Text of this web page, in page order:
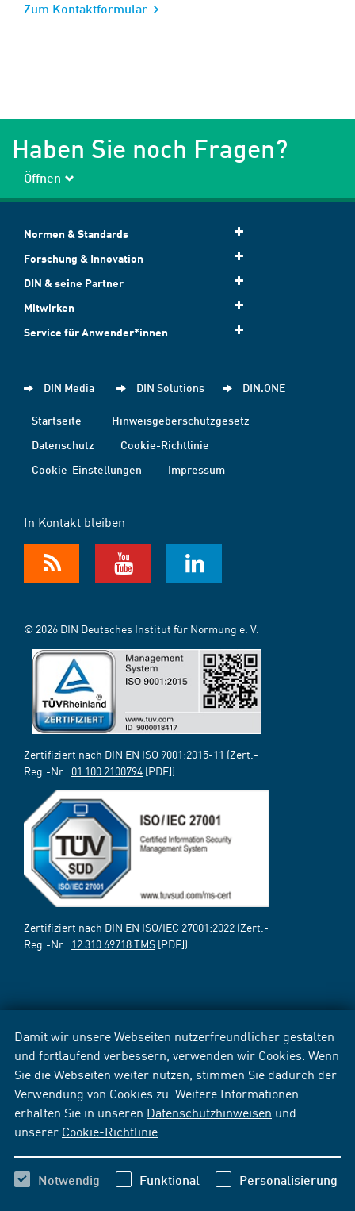
Damit wir unsere Webseiten nutzerfreundlicher gestalten
und fortlaufend verbessern, verwenden wir Cookies. Wenn
Sie die Webseiten weiter nutzen, stimmen Sie dadurch der
Verwendung von Cookies zu. Weitere Informationen
erhalten Sie in unseren Datenschutzhinweisen und
unserer Cookie-Richtlinie
Notwendig Funktional Personalisierung
Zum Kontaktformular
Haben Sie noch Fragen?
Öffnen
Normen & Standards
Forschung & Innovation
DIN & seine Partner
Mitwirken
Service für Anwender*innen
DIN Media DIN Solutions DIN.ONE
Startseite
Hinweisgeberschutzgesetz
Datenschutz
Cookie-Richtlinie
Cookie-Einstellungen
Impressum
In Kontakt bleiben
© 2026 DIN Deutsches Institut für Normung e. V.
Zertifiziert nach DIN EN ISO 9001:2015-11 (Zert.-
Reg.-Nr.: 01 100 2100794 [PDF])
Zertifiziert nach DIN EN ISO/IEC 27001:2022 (Zert.-
Reg.-Nr.: 12 310 69718 TMS [PDF])